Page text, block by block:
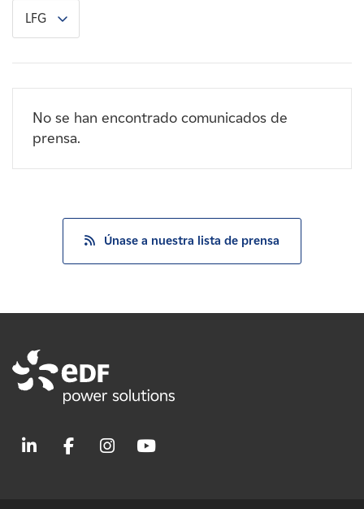
Contacte con
LFG
No se han encontrado comunicados de
prensa.
Únase a nuestra lista de prensa